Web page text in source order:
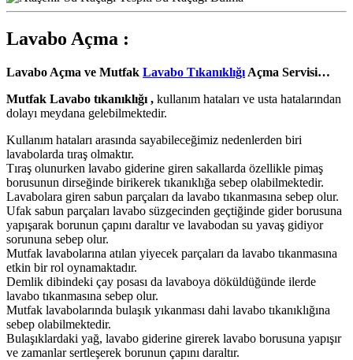
Lavabo Açma :
Lavabo Açma ve Mutfak Lavabo Tıkanıklığı Açma Servisi…
Mutfak Lavabo tıkanıklığı , kullanım hataları ve usta hatalarından
dolayı meydana gelebilmektedir.
Kullanım hataları arasında sayabileceğimiz nedenlerden biri
lavabolarda tıraş olmaktır.
Tıraş olunurken lavabo giderine giren sakallarda özellikle pimaş
borusunun dirseğinde birikerek tıkanıklığa sebep olabilmektedir.
Lavabolara giren sabun parçaları da lavabo tıkanmasına sebep olur.
Ufak sabun parçaları lavabo süzgecinden geçtiğinde gider borusuna
yapışarak borunun çapını daraltır ve lavabodan su yavaş gidiyor
sorununa sebep olur.
Mutfak lavabolarına atılan yiyecek parçaları da lavabo tıkanmasına
etkin bir rol oynamaktadır.
Demlik dibindeki çay posası da lavaboya döküldüğünde ilerde
lavabo tıkanmasına sebep olur.
Mutfak lavabolarında bulaşık yıkanması dahi lavabo tıkanıklığına
sebep olabilmektedir.
Bulaşıklardaki yağ, lavabo giderine girerek lavabo borusuna yapışır
ve zamanlar sertleşerek borunun çapını daraltır.